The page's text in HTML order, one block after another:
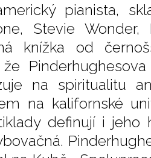
pianista,
Stevie Wonder,
knížka od
na spiritualitu
na kalifornské
definují i